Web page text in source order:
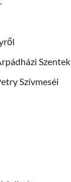
Szentek
Szívmeséi